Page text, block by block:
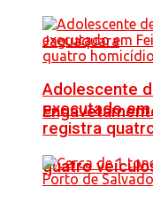
quatro
Adolescente
executado
registra